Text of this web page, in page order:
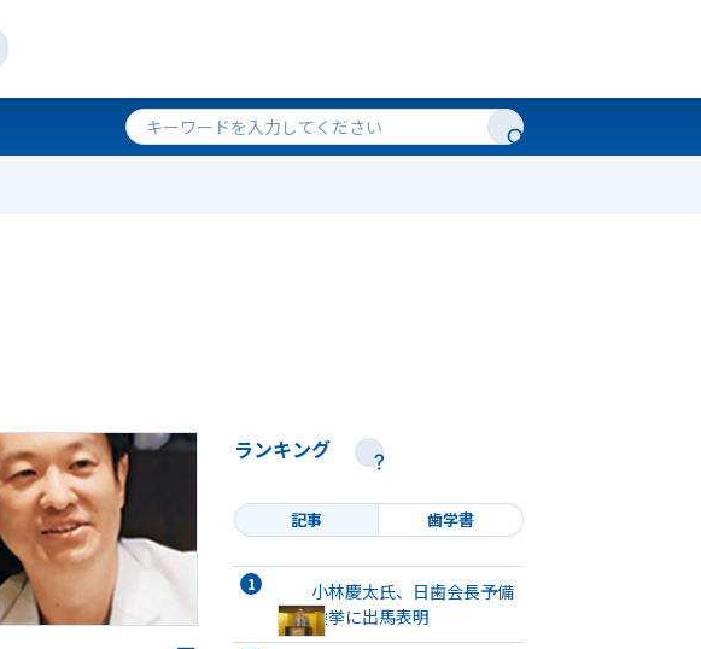
ランキング
記事 歯学書
小林慶太氏、日歯会長予備
選挙に出馬表明